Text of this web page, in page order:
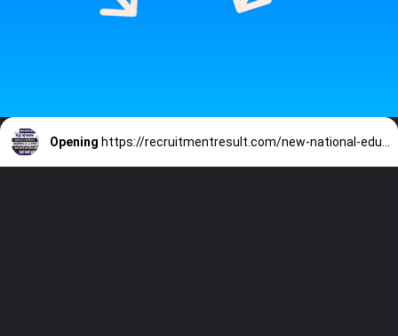
Opening https://recruitmentresult.com/new-national-education-policy/